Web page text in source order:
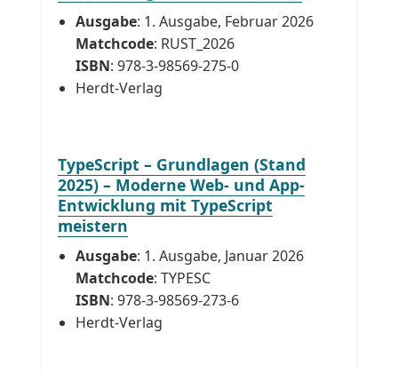
Ausgabe: 1. Ausgabe, Februar 2026
Matchcode: RUST_2026
ISBN: 978-3-98569-275-0
Herdt-Verlag
TypeScript – Grundlagen (Stand
2025) – Moderne Web- und App-
Entwicklung mit TypeScript
meistern
Ausgabe: 1. Ausgabe, Januar 2026
Matchcode: TYPESC
ISBN: 978-3-98569-273-6
Herdt-Verlag